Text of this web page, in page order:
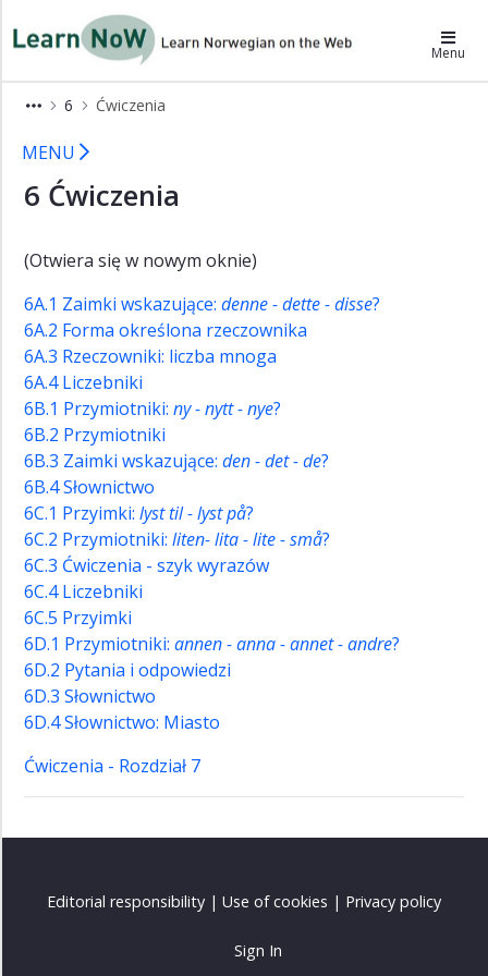
LearnNoW-pl Menu
6 Ćwiczenia
6 Ćwiczenia LearnNoW
×
Alex
Cecilie
Dina
Wymowa
Ćwiczenia
słuchowe
Ćwiczenia
Słownictwo
Dodatki
MENU
6 Ćwiczenia
(Otwiera się w nowym oknie)
6A.1 Zaimki wskazujące: denne - dette - disse?
6A.2 Forma określona rzeczownika
6A.3 Rzeczowniki: liczba mnoga
6A.4 Liczebniki
6B.1 Przymiotniki: ny - nytt - nye?
6B.2 Przymiotniki
6B.3 Zaimki wskazujące: den - det - de?
6B.4 Słownictwo
6C.1 Przyimki: lyst til - lyst på?
6C.2 Przymiotniki: liten- lita - lite - små?
6C.3 Ćwiczenia - szyk wyrazów
6C.4 Liczebniki
6C.5 Przyimki
6D.1 Przymiotniki: annen - anna - annet - andre?
6D.2 Pytania i odpowiedzi
6D.3 Słownictwo
6D.4 Słownictwo: Miasto
Ćwiczenia - Rozdział 7
Editorial responsibility | Use of cookies | Privacy policy
Sign In